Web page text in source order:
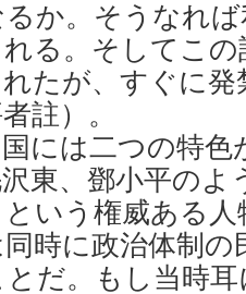
か。そうなれ
る。そしてこの
たが、すぐに
註）。
には二つの特色
東、鄧小平のよ
いう権威ある
時に政治体制
だ。もし当時